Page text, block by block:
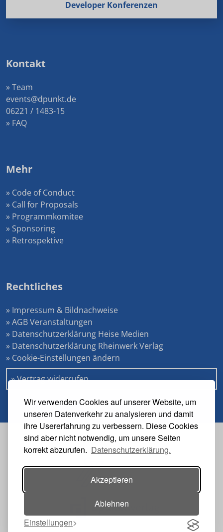
Wir verwenden Cookies auf unserer Website, um
unseren Datenverkehr zu analysieren und damit
ihre Usererfahrung zu verbessern. Diese Cookies
sind aber nicht notwendig, um unsere Seiten
korrekt abzurufen. Datenschutzerklärung.
Akzeptieren
Ablehnen
Einstellungen
Developer Konferenzen
Kontakt
» Team
events@dpunkt.de
06221 / 1483-15
» FAQ
Mehr
» Code of Conduct
» Call for Proposals
» Programmkomitee
» Sponsoring
» Retrospektive
Rechtliches
» Impressum & Bildnachweise
» AGB Veranstaltungen
» Datenschutzerklärung Heise Medien
» Datenschutzerklärung Rheinwerk Verlag
» Cookie-Einstellungen ändern
» Vertrag widerrufen
Veranstalter